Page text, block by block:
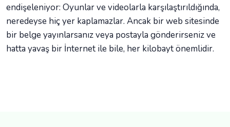
endişeleniyor: Oyunlar ve videolarla karşılaştırıldığında,
neredeyse hiç yer kaplamazlar. Ancak bir web sitesinde
bir belge yayınlarsanız veya postayla gönderirseniz ve
hatta yavaş bir İnternet ile bile, her kilobayt önemlidir.